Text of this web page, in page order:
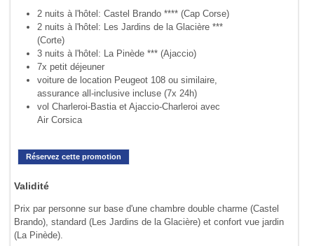
2 nuits à l'hôtel: Castel Brando **** (Cap Corse)
2 nuits à l'hôtel: Les Jardins de la Glacière ***
(Corte)
3 nuits à l'hôtel: La Pinède *** (Ajaccio)
7x petit déjeuner
voiture de location Peugeot 108 ou similaire,
assurance all-inclusive incluse (7x 24h)
vol Charleroi-Bastia et Ajaccio-Charleroi avec
Air Corsica
Réservez cette promotion
Validité
Prix par personne sur base d'une chambre double charme (Castel
Brando), standard (Les Jardins de la Glacière) et confort vue jardin
(La Pinède).